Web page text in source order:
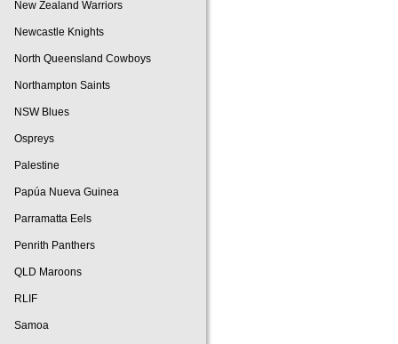
New Zealand Warriors
Newcastle Knights
North Queensland Cowboys
Northampton Saints
NSW Blues
Ospreys
Palestine
Papúa Nueva Guinea
Parramatta Eels
Penrith Panthers
QLD Maroons
RLIF
Samoa